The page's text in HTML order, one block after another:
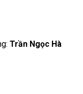
Trần Ngọc Hà